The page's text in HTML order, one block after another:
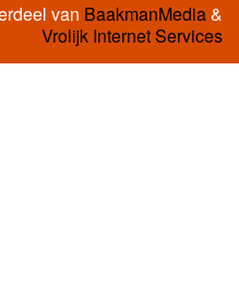
van BaakmanMedia&
Vrolijk Internet Services